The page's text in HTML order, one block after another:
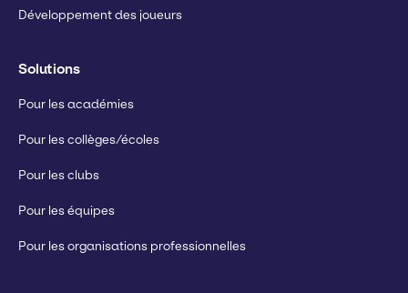
Développement des joueurs
Solutions
Pour les académies
Pour les collèges/écoles
Pour les clubs
Pour les équipes
Pour les organisations professionnelles